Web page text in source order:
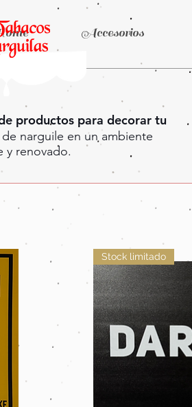
Accesorios
productos para decorar tu
narguile en un ambiente
y renovado.
Stock limitado